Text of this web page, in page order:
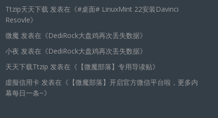
Ttzip天天下载 发表在《#桌面# LinuxMint 22安装Davinci
Resovle》
微魔 发表在《DediRock大盘鸡再次丢失数据》
小夜 发表在《DediRock大盘鸡再次丢失数据》
天天下载Ttzip 发表在《 【微魔部落】专用导读贴》
虛擬信用卡 发表在《 【微魔部落】开启官方微信平台啦，更多内
幕每日一条~》